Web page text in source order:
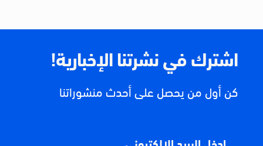
اشترك في نشرتنا الإخبارية!
كن أول من يحصل على أحدث منشوراتنا